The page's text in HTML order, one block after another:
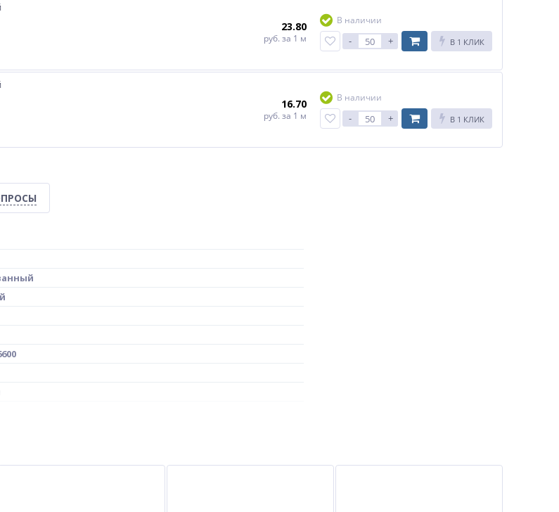
23.80
руб. за 1 м
В наличии
- + В 1 КЛИК
16.70
руб. за 1 м
В наличии
- + В 1 КЛИК